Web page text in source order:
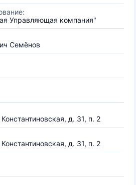
Управляющая компания"
Семёнов
д. 31, п. 2
д. 31, п. 2